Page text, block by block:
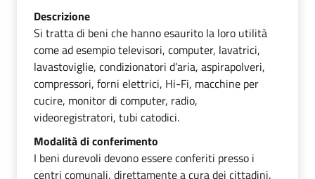
Descrizione
Si tratta di beni che hanno esaurito la loro utilità
come ad esempio televisori, computer, lavatrici,
lavastoviglie, condizionatori d’aria, aspirapolveri,
compressori, forni elettrici, Hi-Fi, macchine per
cucire, monitor di computer, radio,
videoregistratori, tubi catodici.
Modalità di conferimento
I beni durevoli devono essere conferiti presso i
centri comunali, direttamente a cura dei cittadini.